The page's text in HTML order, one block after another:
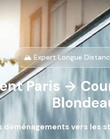
🏔️ Expert Longue
Paris →
déménagements vers les